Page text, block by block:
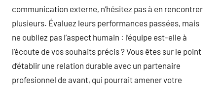
communication externe, n’hésitez pas à en rencontrer
plusieurs. Évaluez leurs performances passées, mais
ne oubliez pas l’aspect humain : l’équipe est-elle à
l’écoute de vos souhaits précis ? Vous êtes sur le point
d’établir une relation durable avec un partenaire
profesionnel de avant, qui pourrait amener votre